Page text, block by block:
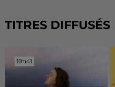
TITRES DIFFUSÉS
10h41
10h41